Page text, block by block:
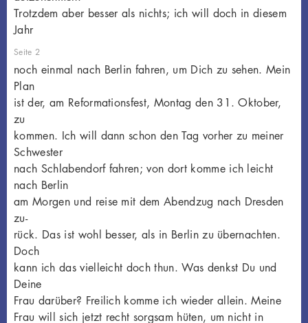
Trotzdem aber besser als nichts; ich will doch in diesem
Jahr
Seite 2
noch einmal nach Berlin fahren, um Dich zu sehen. Mein
Plan
ist der, am Reformationsfest, Montag den 31. Oktober,
zu
kommen. Ich will dann schon den Tag vorher zu meiner
Schwester
nach Schlabendorf fahren; von dort komme ich leicht
nach Berlin
am Morgen und reise mit dem Abendzug nach Dresden
zu-
rück. Das ist wohl besser, als in Berlin zu übernachten.
Doch
kann ich das vielleicht doch thun. Was denkst Du und
Deine
Frau darüber? Freilich komme ich wieder allein. Meine
Frau will sich jetzt recht sorgsam hüten, um nicht in